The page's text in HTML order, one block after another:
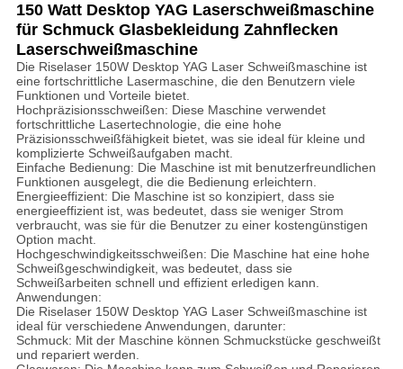
150 Watt Desktop YAG Laserschweißmaschine
für Schmuck Glasbekleidung Zahnflecken
Laserschweißmaschine
Die Riselaser 150W Desktop YAG Laser Schweißmaschine ist
eine fortschrittliche Lasermaschine, die den Benutzern viele
Funktionen und Vorteile bietet.
Hochpräzisionsschweißen: Diese Maschine verwendet
fortschrittliche Lasertechnologie, die eine hohe
Präzisionsschweißfähigkeit bietet, was sie ideal für kleine und
komplizierte Schweißaufgaben macht.
Einfache Bedienung: Die Maschine ist mit benutzerfreundlichen
Funktionen ausgelegt, die die Bedienung erleichtern.
Energieeffizient: Die Maschine ist so konzipiert, dass sie
energieeffizient ist, was bedeutet, dass sie weniger Strom
verbraucht, was sie für die Benutzer zu einer kostengünstigen
Option macht.
Hochgeschwindigkeitsschweißen: Die Maschine hat eine hohe
Schweißgeschwindigkeit, was bedeutet, dass sie
Schweißarbeiten schnell und effizient erledigen kann.
Anwendungen:
Die Riselaser 150W Desktop YAG Laser Schweißmaschine ist
ideal für verschiedene Anwendungen, darunter:
Schmuck: Mit der Maschine können Schmuckstücke geschweißt
und repariert werden.